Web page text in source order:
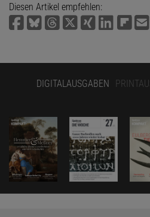
Diesen Artikel empfehlen:
DIGITALAUSGABEN